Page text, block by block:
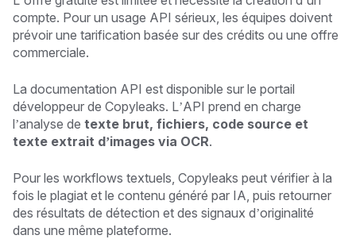
compte. Pour un usage API sérieux, les équipes doivent
prévoir une tarification basée sur des crédits ou une offre
commerciale.
La documentation API est disponible sur le portail
développeur de Copyleaks. L’API prend en charge
l’analyse de texte brut, fichiers, code source et
texte extrait d’images via OCR.
Pour les workflows textuels, Copyleaks peut vérifier à la
fois le plagiat et le contenu généré par IA, puis retourner
des résultats de détection et des signaux d’originalité
dans une même plateforme.